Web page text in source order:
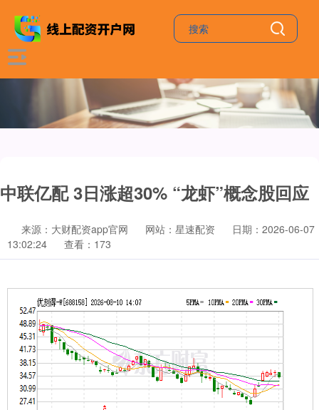
中联亿配 3日涨超30% “龙虾”概念股回应
来源：大财配资app官网 网站：星速配资
日期：2026-06-07
13:02:24
查看：173